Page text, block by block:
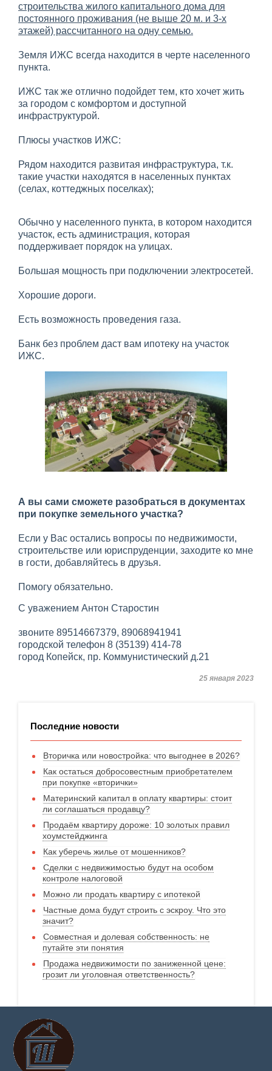
строительства жилого капитального дома для
постоянного проживания (не выше 20 м. и 3-х
этажей) рассчитанного на одну семью.
Земля ИЖС всегда находится в черте населенного
пункта.
ИЖС так же отлично подойдет тем, кто хочет жить
за городом с комфортом и доступной
инфраструктурой.
Плюсы участков ИЖС:
Рядом находится развитая инфраструктура, т.к.
такие участки находятся в населенных пунктах
(селах, коттеджных поселках);
Обычно у населенного пункта, в котором находится
участок, есть администрация, которая
поддерживает порядок на улицах.
Большая мощность при подключении электросетей.
Хорошие дороги.
Есть возможность проведения газа.
Банк без проблем даст вам ипотеку на участок
ИЖС.
А вы сами сможете разобраться в документах
при покупке земельного участка?
Если у Вас остались вопросы по недвижимости,
строительстве или юриспруденции, заходите ко мне
в гости, добавляйтесь в друзья.
Помогу обязательно.
С уважением Антон Старостин
звоните 89514667379, 89068941941
городской телефон 8 (35139) 414-78
город Копейск, пр. Коммунистический д.21
25 января 2023
Последние новости
Вторичка или новостройка: что выгоднее в 2026?
Как остаться добросовестным приобретателем
при покупке «вторички»
Материнский капитал в оплату квартиры: стоит
ли соглашаться продавцу?
Продаём квартиру дороже: 10 золотых правил
хоумстейджинга
Как уберечь жилье от мошенников?
Сделки с недвижимостью будут на особом
контроле налоговой
Можно ли продать квартиру с ипотекой
Частные дома будут строить с эскроу. Что это
значит?
Совместная и долевая собственность: не
путайте эти понятия
Продажа недвижимости по заниженной цене:
грозит ли уголовная ответственность?